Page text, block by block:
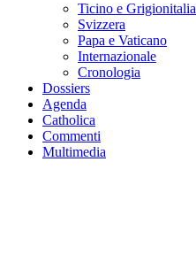
Ticino e
Svizzera
Papa e Vaticano
Internazionale
Cronologia
Dossiers
Agenda
Catholica
Commenti
Multimedia